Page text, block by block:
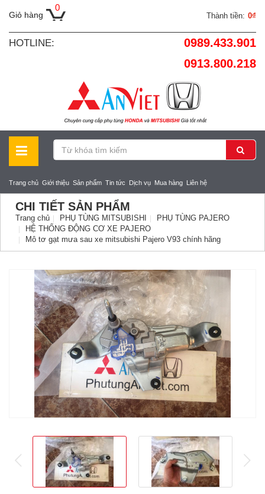
Giỏ hàng
0
Thành tiền: 0₫
HOTLINE:
0989.433.901
0913.800.218
Trang chủ Giới thiệu Sản phẩm Tin tức Dịch vụ Mua hàng Liên hệ
CHI TIẾT SẢN PHẨM
Trang chủ PHỤ TÙNG MITSUBISHI
PHỤ TÙNG PAJERO
HỆ THỐNG ĐỘNG CƠ XE PAJERO
Mô tơ gạt mưa sau xe mitsubishi Pajero V93 chính hãng
prev